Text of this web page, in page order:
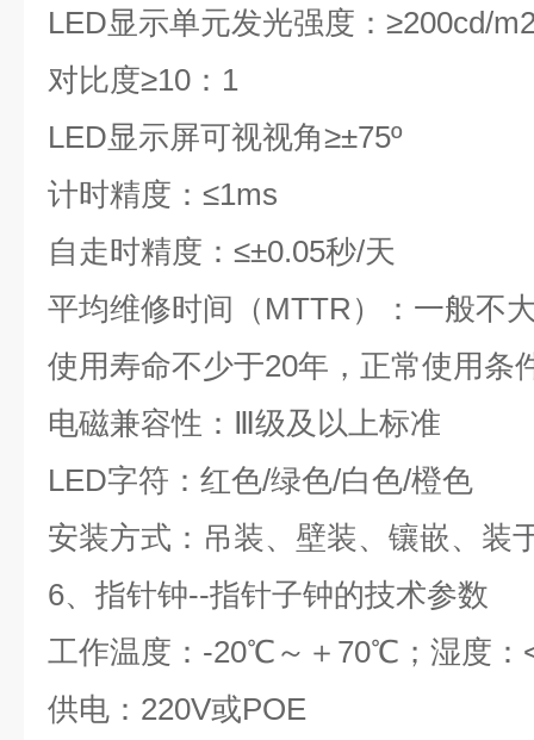
LED显示单元发光强度：≥200cd/
对比度≥10 ： 1
LED显示屏可视视角≥±75º
计时精度：≤1ms
自走时精度：≤±0.05秒/天
平均维修时间（ MTTR）：一般不
使用寿命不少于20年，正常使用条
电磁兼容性：Ⅲ级及以上标准
LED字符：红色/绿色/白色/橙色
安装方式：吊装、壁装、镶嵌、装
6、指针钟--指针子钟的技术参数
工作温度： -20℃～＋ 70℃；湿度：
供电： 220V或POE